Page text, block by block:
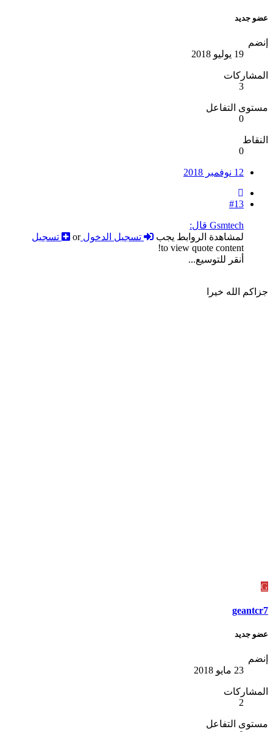
عضو جديد
إنضم
19 يوليو 2018
المشاركات
3
مستوى التفاعل
0
النقاط
0
12 نوفمبر 2018
#13
Gsmtech قال:
لمشاهدة الروابط يجب
تسجيل الدخولor
تسجيل
to view quote content!
أنقر للتوسيع...
جزاكم الله خيرا
G
geantcr7
عضو جديد
إنضم
23 مايو 2018
المشاركات
2
مستوى التفاعل